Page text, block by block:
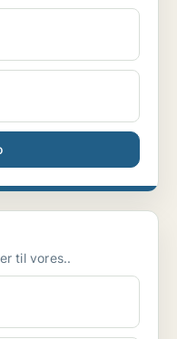
til vores..